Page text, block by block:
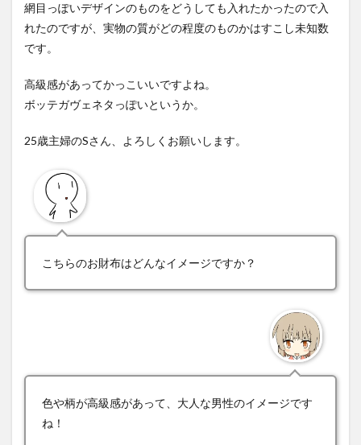
網目っぽいデザインのものをどうしても入れたかったので入
れたのですが、実物の質がどの程度のものかはすこし未知数
です。
高級感があってかっこいいですよね。
ボッテガヴェネタっぽいというか。
25歳主婦のSさん、よろしくお願いします。
こちらのお財布はどんなイメージですか？
色や柄が高級感があって、大人な男性のイメージです
ね！